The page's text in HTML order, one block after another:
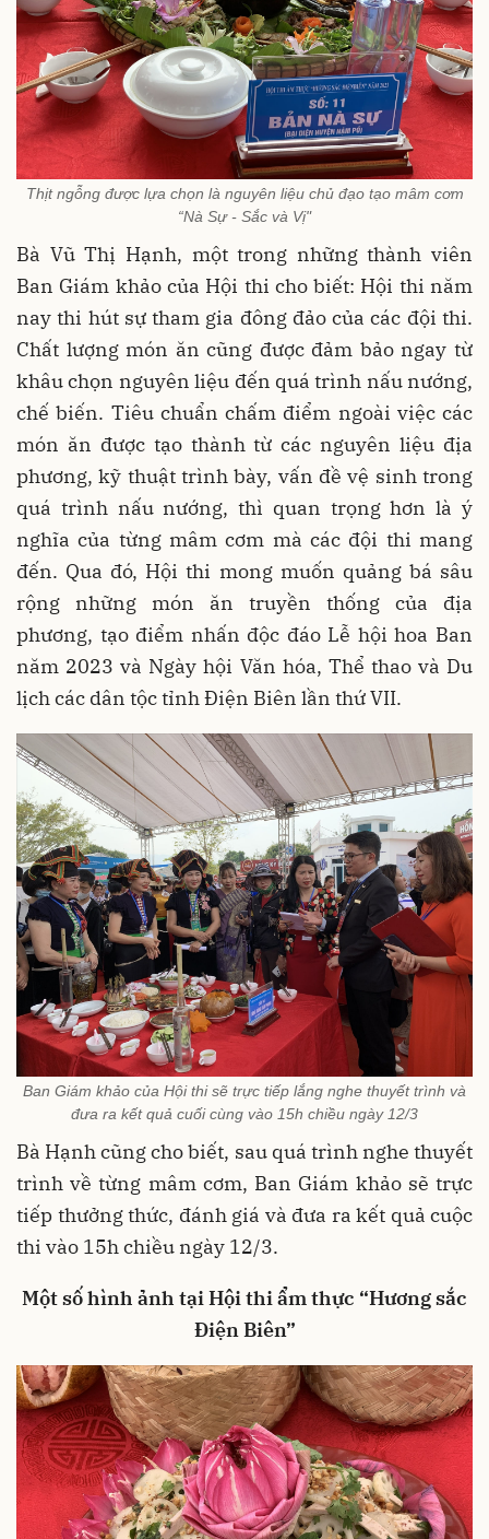
Thịt ngỗng được lựa chọn là nguyên liệu chủ đạo tạo mâm cơm
“Nà Sự - Sắc và Vị"
Bà Vũ Thị Hạnh, một trong những thành viên
Ban Giám khảo của Hội thi cho biết: Hội thi năm
nay thi hút sự tham gia đông đảo của các đội thi.
Chất lượng món ăn cũng được đảm bảo ngay từ
khâu chọn nguyên liệu đến quá trình nấu nướng,
chế biến. Tiêu chuẩn chấm điểm ngoài việc các
món ăn được tạo thành từ các nguyên liệu địa
phương, kỹ thuật trình bày, vấn đề vệ sinh trong
quá trình nấu nướng, thì quan trọng hơn là ý
nghĩa của từng mâm cơm mà các đội thi mang
đến. Qua đó, Hội thi mong muốn quảng bá sâu
rộng những món ăn truyền thống của địa
phương, tạo điểm nhấn độc đáo Lễ hội hoa Ban
năm 2023 và Ngày hội Văn hóa, Thể thao và Du
lịch các dân tộc tỉnh Điện Biên lần thứ VII.
Ban Giám khảo của Hội thi sẽ trực tiếp lắng nghe thuyết trình và
đưa ra kết quả cuối cùng vào 15h chiều ngày 12/3
Bà Hạnh cũng cho biết, sau quá trình nghe thuyết
trình về từng mâm cơm, Ban Giám khảo sẽ trực
tiếp thưởng thức, đánh giá và đưa ra kết quả cuộc
thi vào 15h chiều ngày 12/3.
Một số hình ảnh tại Hội thi ẩm thực “Hương sắc
Điện Biên”